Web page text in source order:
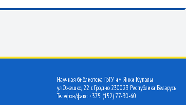
Научная библиотека ГрГУ им. Янки Купалы
ул.Ожешко, 22 г. Гродно 230023 Республика Беларусь
Телефон/факс: +375 (152) 77-30-60